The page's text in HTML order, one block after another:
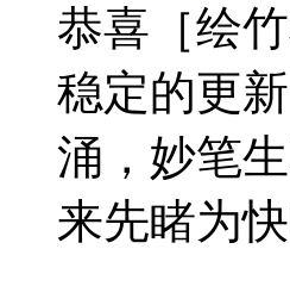
恭喜［绘
稳定的更
涌，妙笔
来先睹为